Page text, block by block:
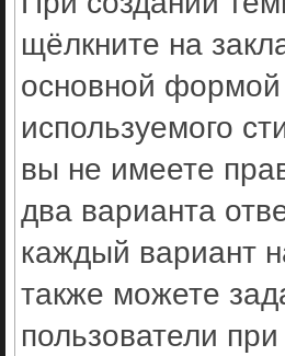
щёлкните на
основной формой
используемого
вы не имеете
два варианта
каждый вариант
также можете
пользователи